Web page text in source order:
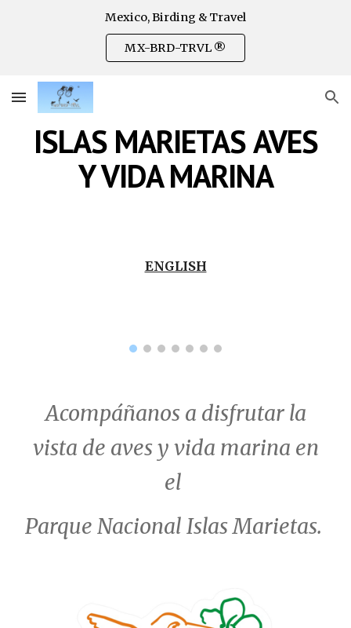
Mexico, Birding & Travel
MX-BRD-TRVL ®
ISLAS MARIETASAVES
Y VIDA MARINA
ENGLISH
Acompáñanos a disfrutar la
vista de aves y vida marina en
el
Parque Nacional Islas Marietas.